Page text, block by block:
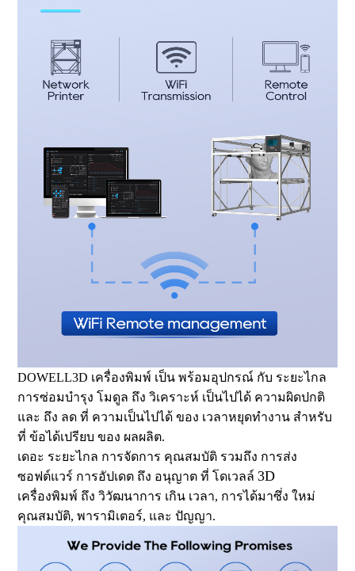
DOWELL3D เครื่องพิมพ์ เป็น พร้อมอุปกรณ์ กับ ระยะไกล
การซ่อมบำรุง โมดูล ถึง วิเคราะห์ เป็นไปได้ ความผิดปกติ
และ ถึง ลด ที่ ความเป็นไปได้ ของ เวลาหยุดทำงาน สำหรับ
ที่ ข้อได้เปรียบ ของ ผลผลิต.
เดอะ ระยะไกล การจัดการ คุณสมบัติ รวมถึง การส่ง
ซอฟต์แวร์ การอัปเดต ถึง อนุญาต ที่ โดเวลล์3D
เครื่องพิมพ์ ถึง วิวัฒนาการ เกิน เวลา, การได้มาซึ่ง ใหม่
คุณสมบัติ, พารามิเตอร์, และ ปัญญา.